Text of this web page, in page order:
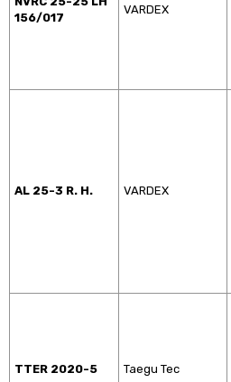
156/017
VARDEX
AL 25-3 R. H. VARDEX
TTER 2020-5 Taegu Tec